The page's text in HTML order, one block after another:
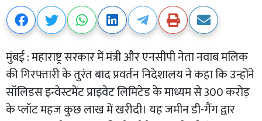
मुंबई : महाराष्ट्र सरकार में मंत्री और एनसीपी नेता नवाब मलिक
की गिरफ्तारी के तुरंत बाद प्रवर्तन निदेशालय ने कहा कि उन्होंने
सॉलिडस इन्वेस्टमेंट प्राइवेट लिमिटेड के माध्यम से 300 करोड़
के प्लॉट महज कुछ लाख में खरीदी। यह जमीन डी-गैंग द्वार